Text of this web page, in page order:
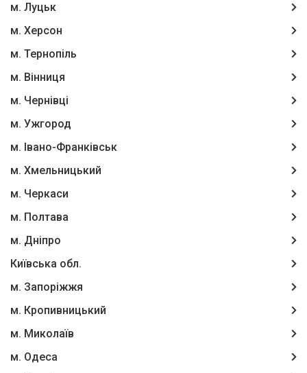
м. Луцьк
м. Херсон
м. Тернопіль
м. Вінниця
м. Чернівці
м. Ужгород
м. Івано-Франківськ
м. Хмельницький
м. Черкаси
м. Полтава
м. Дніпро
Київська обл.
м. Запоріжжя
м. Кропивницький
м. Миколаїв
м. Одеса